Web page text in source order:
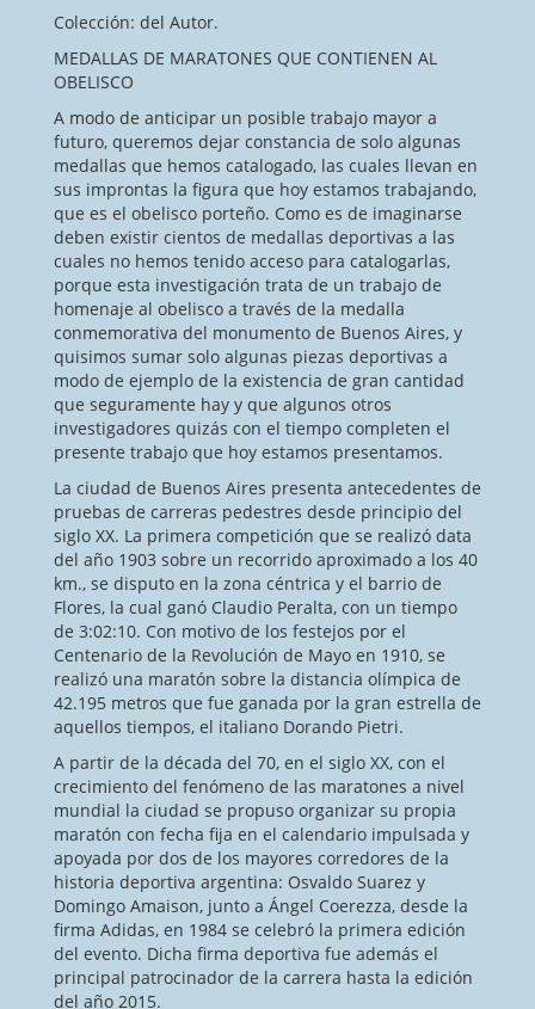
Colección: del Autor.
MEDALLAS DE MARATONES QUE CONTIENEN AL
OBELISCO
A modo de anticipar un posible trabajo mayor a
futuro, queremos dejar constancia de solo algunas
medallas que hemos catalogado, las cuales llevan en
sus improntas la figura que hoy estamos trabajando,
que es el obelisco porteño. Como es de imaginarse
deben existir cientos de medallas deportivas a las
cuales no hemos tenido acceso para catalogarlas,
porque esta investigación trata de un trabajo de
homenaje al obelisco a través de la medalla
conmemorativa del monumento de Buenos Aires, y
quisimos sumar solo algunas piezas deportivas a
modo de ejemplo de la existencia de gran cantidad
que seguramente hay y que algunos otros
investigadores quizás con el tiempo completen el
presente trabajo que hoy estamos presentamos.
La ciudad de Buenos Aires presenta antecedentes de
pruebas de carreras pedestres desde principio del
siglo XX. La primera competición que se realizó data
del año 1903 sobre un recorrido aproximado a los 40
km., se disputo en la zona céntrica y el barrio de
Flores, la cual ganó Claudio Peralta, con un tiempo
de 3:02:10. Con motivo de los festejos por el
Centenario de la Revolución de Mayo en 1910, se
realizó una maratón sobre la distancia olímpica de
42.195 metros que fue ganada por la gran estrella de
aquellos tiempos, el italiano Dorando Pietri.
A partir de la década del 70, en el siglo XX, con el
crecimiento del fenómeno de las maratones a nivel
mundial la ciudad se propuso organizar su propia
maratón con fecha fija en el calendario impulsada y
apoyada por dos de los mayores corredores de la
historia deportiva argentina: Osvaldo Suarez y
Domingo Amaison, junto a Ángel Coerezza, desde la
firma Adidas, en 1984 se celebró la primera edición
del evento. Dicha firma deportiva fue además el
principal patrocinador de la carrera hasta la edición
del año 2015.